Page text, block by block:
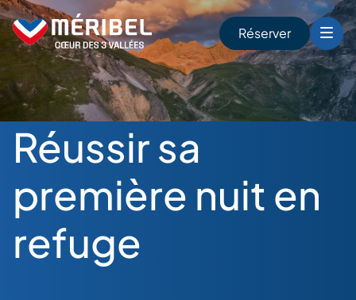
Skip
to
content
Réserver
Réussir sa
première nuit en
refuge